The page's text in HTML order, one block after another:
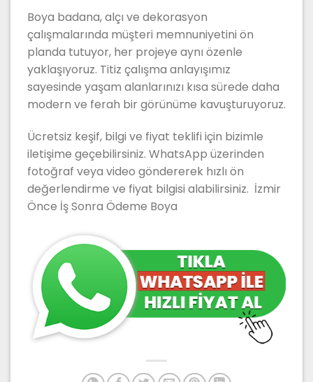
Boya badana, alçı ve dekorasyon
çalışmalarında müşteri memnuniyetini ön
planda tutuyor, her projeye aynı özenle
yaklaşıyoruz. Titiz çalışma anlayışımız
sayesinde yaşam alanlarınızı kısa sürede daha
modern ve ferah bir görünüme kavuşturuyoruz.
Ücretsiz keşif, bilgi ve fiyat teklifi için bizimle
iletişime geçebilirsiniz. WhatsApp üzerinden
fotoğraf veya video göndererek hızlı ön
değerlendirme ve fiyat bilgisi alabilirsiniz. İzmir
Önce İş Sonra Ödeme Boya